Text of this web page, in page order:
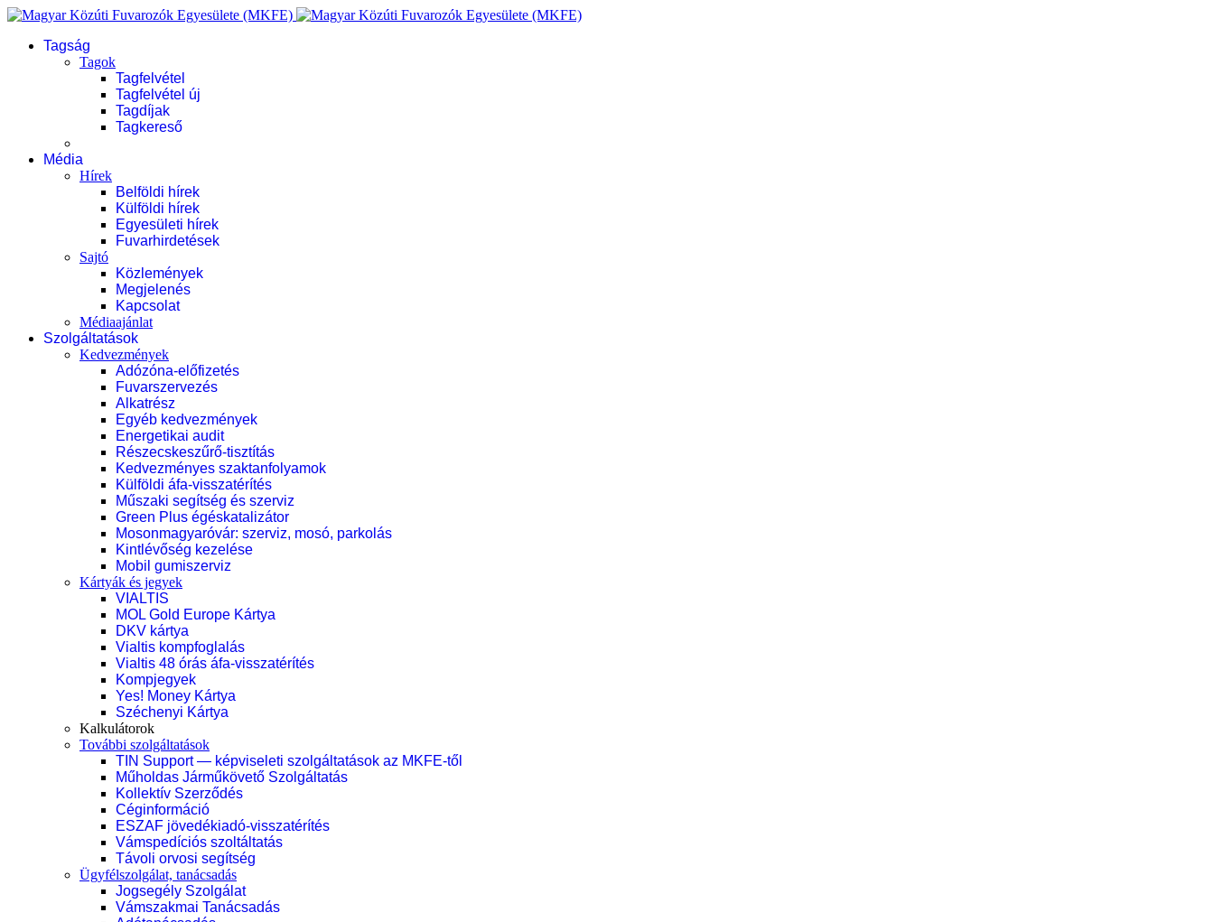
Tagság
Tagok
Tagfelvétel
Tagfelvétel új
Tagdíjak
Tagkereső
Média
Hírek
Belföldi hírek
Külföldi hírek
Egyesületi hírek
Fuvarhirdetések
Sajtó
Közlemények
Megjelenés
Kapcsolat
Médiaajánlat
Szolgáltatások
Kedvezmények
Adózóna-előfizetés
Fuvarszervezés
Alkatrész
Egyéb kedvezmények
Energetikai audit
Részecskeszűrő-tisztítás
Kedvezményes szaktanfolyamok
Külföldi áfa-visszatérítés
Műszaki segítség és szerviz
Green Plus égéskatalizátor
Mosonmagyaróvár: szerviz, mosó, parkolás
Kintlévőség kezelése
Mobil gumiszerviz
Kártyák és jegyek
VIALTIS
MOL Gold Europe Kártya
DKV kártya
Vialtis kompfoglalás
Vialtis 48 órás áfa-visszatérítés
Kompjegyek
Yes! Money Kártya
Széchenyi Kártya
Kalkulátorok
További szolgáltatások
TIN Support — képviseleti szolgáltatások az MKFE-től
Műholdas Járműkövető Szolgáltatás
Kollektív Szerződés
Céginformáció
ESZAF jövedékiadó-visszatérítés
Vámspedíciós szoltáltatás
Távoli orvosi segítség
Ügyfélszolgálat, tanácsadás
Jogsegély Szolgálat
Vámszakmai Tanácsadás